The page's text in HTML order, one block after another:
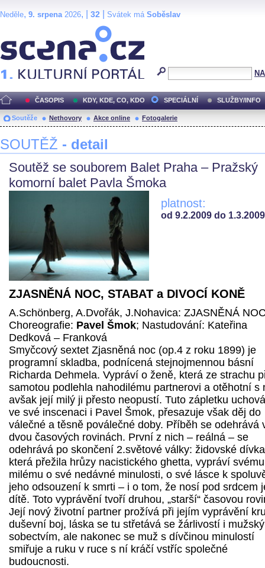
Neděle, 9. srpena2026, | 32 Svátek má Soběslav
ČASOPIS KDY, KDE, CO, KDO SPECIÁLNÍ SLUŽBY/INFO
Soutěže Nethovory Akce online Fotogalerie
SOUTĚŽ - detail
Soutěž se souborem Balet Praha – Pražský
komorní balet Pavla Šmoka
platnost:
od 9.2.2009 do 1.3.2009
ZJASNĚNÁ NOC, STABAT a DIVOCÍ KONĚ
A.Schönberg, A.Dvořák, J.Nohavica: ZJASNĚNÁ
Choreografie: Pavel Šmok; Nastudování: Kateřina
Dedková – Franková
Smyčcový sextet Zjasněná noc (op.4 z roku 1899) je
programní skladba, podnícená stejnojmennou básní
Richarda Dehmela. Vypráví o ženě, která ze strachu
samotou podlehla nahodilému partnerovi a otěhotní s
avšak její milý ji přesto neopustí. Tuto zápletku
ve své inscenaci i Pavel Šmok, přesazuje však děj do
válečné a těsně poválečné doby. Příběh se odehrává
dvou časových rovinách. První z nich – reálná – se
odehrává po skončení 2.světové války: židovské
která přežila hrůzy nacistického ghetta, vypráví svému
milému o své nedávné minulosti, o své lásce k
jeho odsouzení k smrti – i o tom, že nosí pod srdcem
dítě. Toto vyprávění tvoří druhou, „starší“ časovou
Její nový životní partner prožívá při jejím vyprávění
duševní boj, láska se tu střetává se žárlivostí i
sobectvím, ale nakonec se muž s dívčinou minulostí
smiřuje a ruku v ruce s ní kráčí vstříc společné
budoucnosti.